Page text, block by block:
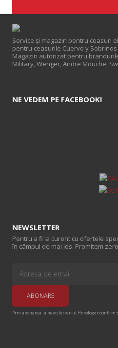
Service și magazin pentru ceasuri
pentru ceasurile Cuervo y Sobrinos
Magazin autorizat pentru
Military, Wenger, Andre Mouche,
NE VEDEM PE FACEBOOK!
NEWSLETTER
Pentru a fi la curent cu ofertele
în câmpul de mai jos. Promitem
Prin abonarea la newsletter-ul Horologer confirm